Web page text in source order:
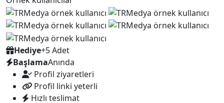
Hediye+5 Adet
BaşlamaAnında
Profil ziyaretleri
Profil linki yeterli
Hızlı teslimat